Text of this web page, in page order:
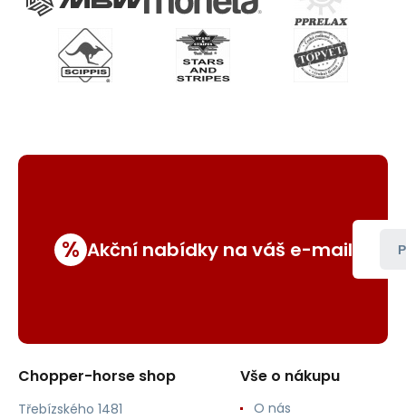
% Akční nabídky na váš e-mail
Chopper-horse shop
Třebízského 1481
Vše o nákupu
O nás